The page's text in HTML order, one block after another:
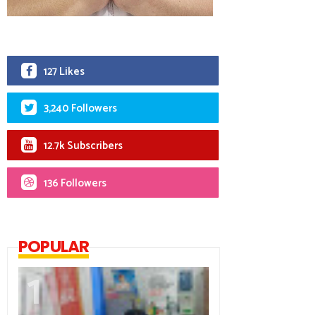
127 Likes
3,240 Followers
12.7k Subscribers
136 Followers
POPULAR